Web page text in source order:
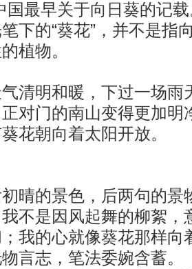
国最早关于向日葵的记
下的“葵花”，并不是指
植物。
清明和暖，下过一场雨
对门的南山变得更加明
花朝向着太阳开放。
晴的景色，后两句的景
不是因风起舞的柳絮，
我的心就像葵花那样向
言志，笔法委婉含蓄。